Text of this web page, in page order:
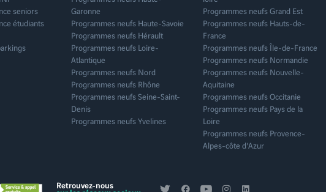
seniors
étudiants
Garonne
Programmes neufs Haute-Savoie
Programmes neufs Hérault
Programmes neufs Loire-
Atlantique
Programmes neufs Nord
Programmes neufs Rhône
Programmes neufs Seine-Saint-
Denis
Programmes neufs Yvelines
Programmes neufs Grand Est
Programmes neufs Hauts-de-
France
Programmes neufs Île-de-France
Programmes neufs Normandie
Programmes neufs Nouvelle-
Aquitaine
Programmes neufs Occitanie
Programmes neufs Pays de la
Loire
Programmes neufs Provence-
Alpes-côte d'Azur
Retrouvez-nous